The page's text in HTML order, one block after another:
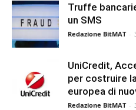
Truffe
un SMS
Redazione BitMAT -
UniCredit,
per costruire
europea di
Redazione BitMAT -